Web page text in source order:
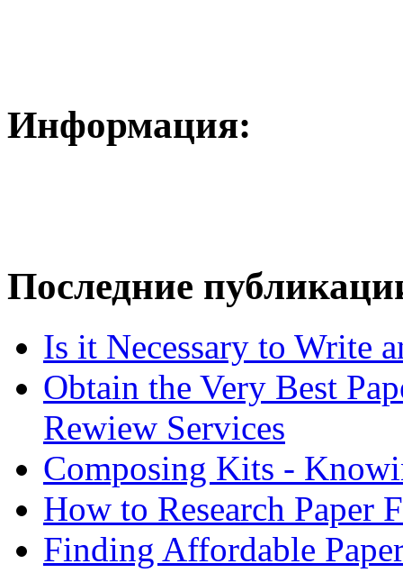
Информация:
Последние
Is it Necessary to Write
Obtain the Very Best
Rewiew Services
Composing Kits -
How to Research Paper
Finding Affordable